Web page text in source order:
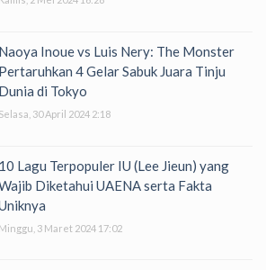
Naoya Inoue vs Luis Nery: The Monster
Pertaruhkan 4 Gelar Sabuk Juara Tinju
Dunia di Tokyo
Selasa, 30 April 2024 2:18
10 Lagu Terpopuler IU (Lee Jieun) yang
Diketahui UAENA serta Fakta
Minggu, 3 Maret 2024 17:02